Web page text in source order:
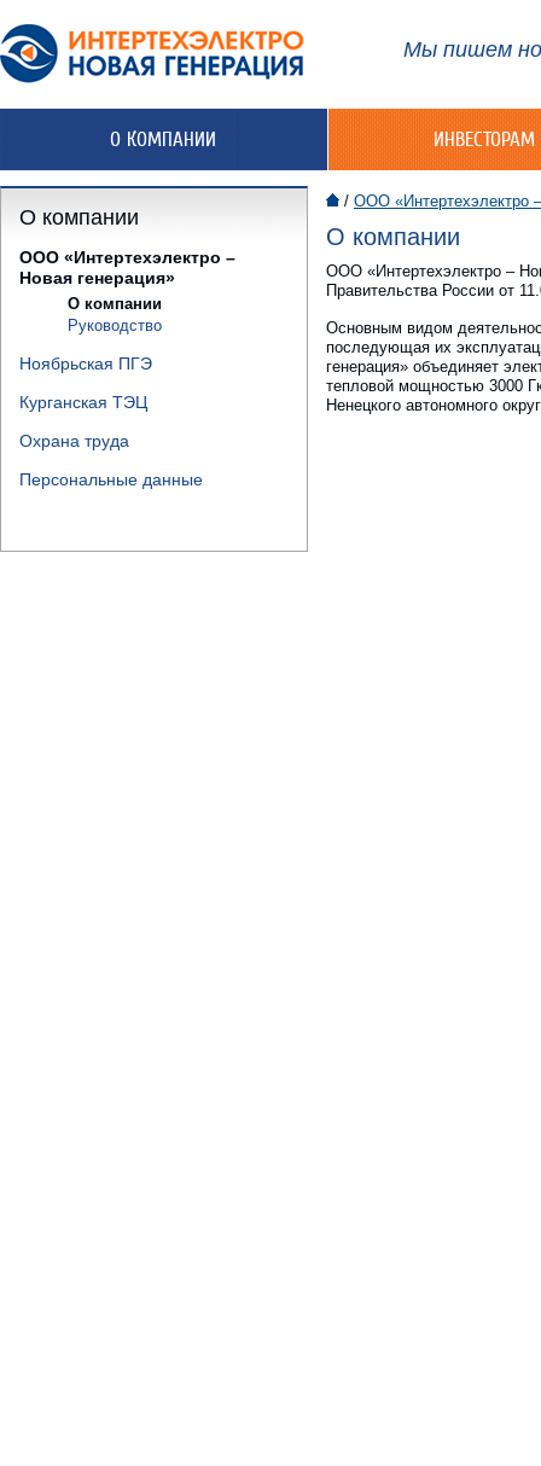
Мы пишем
О КОМПАНИИ ИНВЕСТОРАМ
О компании
ООО «Интертехэлектро –
Новая генерация»
О компании
Руководство
Ноябрьская ПГЭ
Курганская ТЭЦ
Охрана труда
Персональные данные
/ ООО «Интертехэлектро
О компании
ООО «Интертехэлектро –
Правительства России от
Основным видом
последующая их
генерация» объединяет
тепловой мощностью 3000
Ненецкого автономного